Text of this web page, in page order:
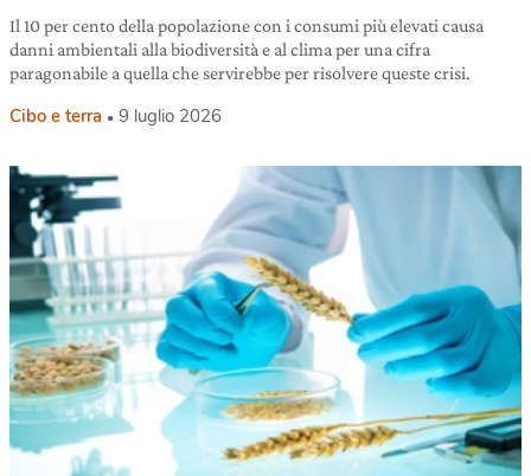
Il 10 per cento della popolazione con i consumi più elevati causa
danni ambientali alla biodiversità e al clima per una cifra
paragonabile a quella che servirebbe per risolvere queste crisi.
Cibo e terra 9 luglio 2026